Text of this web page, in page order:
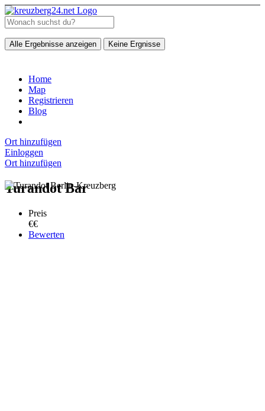
Alle Ergebnisse anzeigen Keine Ergnisse
Home
Map
Registrieren
Blog
Ort hinzufügen
Einloggen
Ort hinzufügen
Turandot Bar
Preis
€€
Bewerten